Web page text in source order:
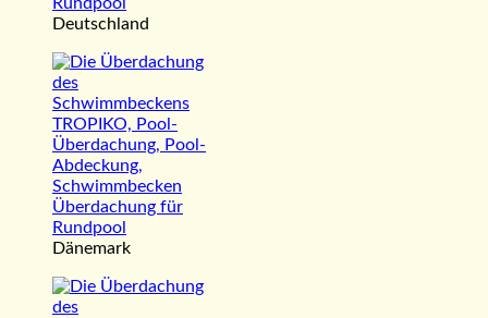
Deutschland
Dänemark